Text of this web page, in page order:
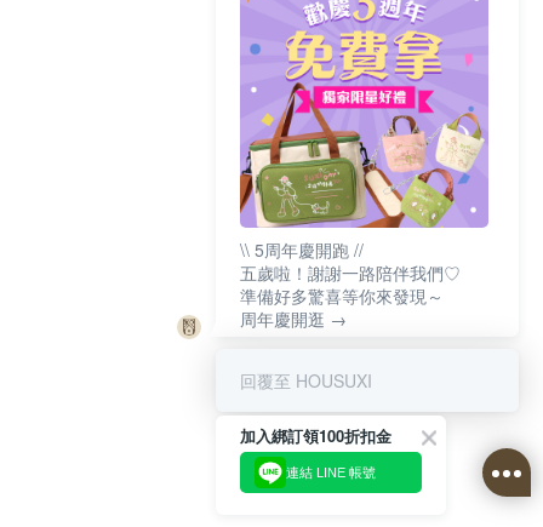
\\ 5周年慶開跑 //
五歲啦！謝謝一路陪伴我們♡
準備好多驚喜等你來發現～
周年慶開逛 →
回覆至 HOUSUXI
加入綁訂領100折扣金
連結 LINE 帳號